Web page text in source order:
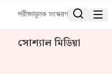
পরীক্ষামূলক সংস্করণ  
সোশ্যাল মিডিয়া